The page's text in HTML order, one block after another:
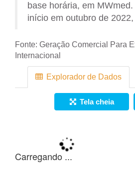
base horária, em
início em outubro de
Fonte: Geração Comercial Para
Internacional
Explorador de Dados
Tela cheia